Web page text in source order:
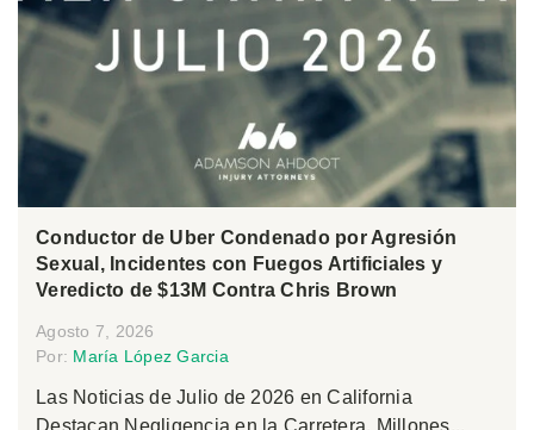
Conductor de Uber Condenado por Agresión
Sexual, Incidentes con Fuegos Artificiales y
Veredicto de $13M Contra Chris Brown
Agosto 7, 2026
Por: María López Garcia
Las Noticias de Julio de 2026 en California